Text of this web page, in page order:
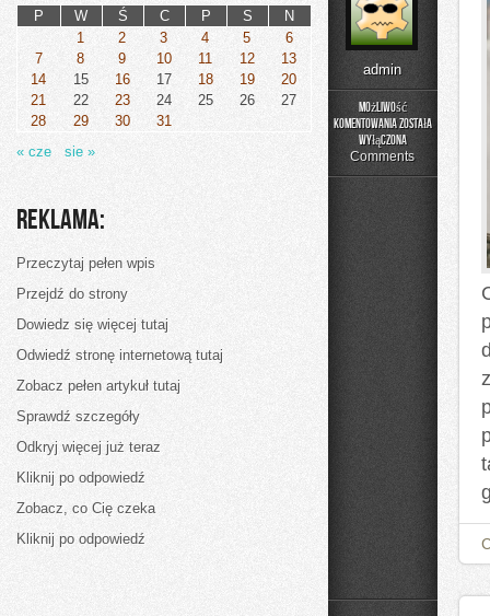
admin
Możliwość
komentowania
możemy
bardzo
spędzić
została
wyłączona
Comments
P W Ś C P S
N
1
2 3 4 5
6
7
8 9 10 11 12
13
14
15 16 17 18 19
20
21
22 23 24 25 26
27
28
29 30
31
« cze
sie »
Reklama:
Przeczytaj pełen wpis
Przejdź do strony
Dowiedz się więcej tutaj
Odwiedź stronę internetową tutaj
Zobacz pełen artykuł tutaj
Sprawdź szczegóły
Odkryj więcej już teraz
Kliknij po odpowiedź
Zobacz, co Cię czeka
Kliknij po odpowiedź